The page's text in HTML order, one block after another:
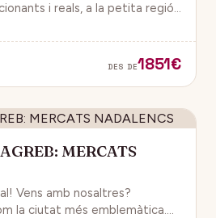
i reals, a la petita regió
DES DE1851€
MERCATS
Vens amb nosaltres?
la ciutat més emblemàtica.